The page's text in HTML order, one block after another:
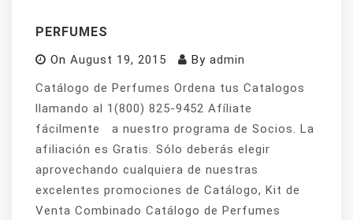
PERFUMES
On August 19, 2015 By admin
Catálogo de Perfumes Ordena tus Catalogos
llamando al 1(800) 825-9452 Afíliate
fácilmente a nuestro programa de Socios. La
afiliación es Gratis. Sólo deberás elegir
aprovechando cualquiera de nuestras
excelentes promociones de Catálogo, Kit de
Venta Combinado Catálogo de Perfumes